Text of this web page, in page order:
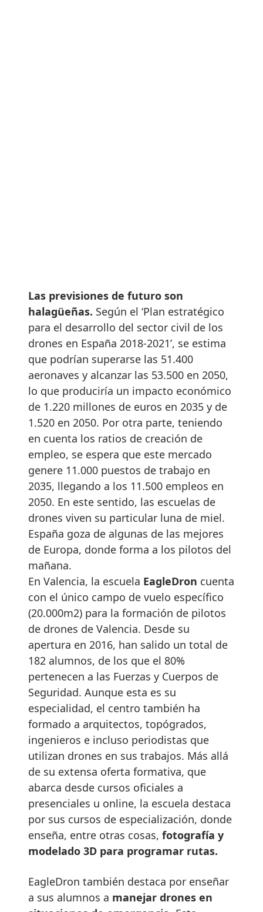
Las previsiones de futuro son
halagüeñas. Según el ‘Plan estratégico
para el desarrollo del sector civil de los
drones en España 2018-2021’, se estima
que podrían superarse las 51.400
aeronaves y alcanzar las 53.500 en 2050,
lo que produciría un impacto económico
de 1.220 millones de euros en 2035 y de
1.520 en 2050. Por otra parte, teniendo
en cuenta los ratios de creación de
empleo, se espera que este mercado
genere 11.000 puestos de trabajo en
2035, llegando a los 11.500 empleos en
2050. En este sentido, las escuelas de
drones viven su particular luna de miel.
España goza de algunas de las mejores
de Europa, donde forma a los pilotos del
mañana.
En Valencia, la escuela EagleDron cuenta
con el único campo de vuelo específico
(20.000m2) para la formación de pilotos
de drones de Valencia. Desde su
apertura en 2016, han salido un total de
182 alumnos, de los que el 80%
pertenecen a las Fuerzas y Cuerpos de
Seguridad. Aunque esta es su
especialidad, el centro también ha
formado a arquitectos, topógrados,
ingenieros e incluso periodistas que
utilizan drones en sus trabajos. Más allá
de su extensa oferta formativa, que
abarca desde cursos oficiales a
presenciales u online, la escuela destaca
por sus cursos de especialización, donde
enseña, entre otras cosas, fotografía y
modelado 3D para programar rutas.
EagleDron también destaca por enseñar
a sus alumnos a manejar drones en